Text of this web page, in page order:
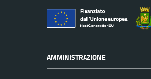
AMMINISTRAZIONE